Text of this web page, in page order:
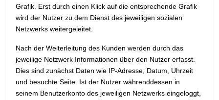
Grafik. Erst durch einen Klick auf die entsprechende Grafik
wird der Nutzer zu dem Dienst des jeweiligen sozialen
Netzwerks weitergeleitet.
Nach der Weiterleitung des Kunden werden durch das
jeweilige Netzwerk Informationen über den Nutzer erfasst.
Dies sind zunächst Daten wie IP-Adresse, Datum, Uhrzeit
und besuchte Seite. Ist der Nutzer währenddessen in
seinem Benutzerkonto des jeweiligen Netzwerks eingeloggt,